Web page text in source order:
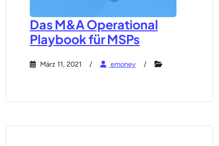
Das M&A Operational
Playbook für MSPs
März 11, 2021 emoney